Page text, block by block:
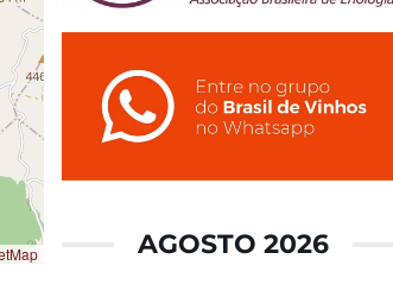
AGOSTO 2026